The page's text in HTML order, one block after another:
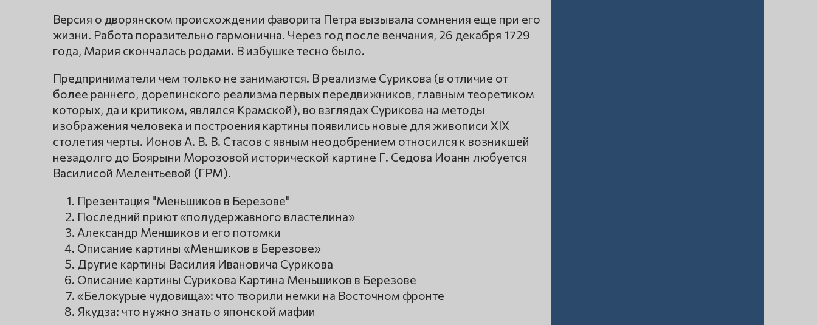
Версия о дворянском происхождении фаворита Петра вызывала сомнения еще при его
жизни. Работа поразительно гармонична. Через год после венчания, 26 декабря 1729
года, Мария скончалась родами. В избушке тесно было.
Предприниматели чем только не занимаются. В реализме Сурикова (в отличие от
более раннего, дорепинского реализма первых передвижников, главным теоретиком
которых, да и критиком, являлся Крамской), во взглядах Сурикова на методы
изображения человека и построения картины появились новые для живописи XIX
столетия черты. Ионов А. В. В. Стасов с явным неодобрением относился к возникшей
незадолго до Боярыни Морозовой исторической картине Г. Седова Иоанн любуется
Василисой Мелентьевой (ГРМ).
Презентация "Меньшиков в Березове"
Последний приют «полудержавного властелина»
Александр Меншиков и его потомки
Описание картины «Меншиков в Березове»
Другие картины Василия Ивановича Сурикова
Описание картины Сурикова Картина Меньшиков в Березове
«Белокурые чудовища»: что творили немки на Восточном фронте
Якудза: что нужно знать о японской мафии